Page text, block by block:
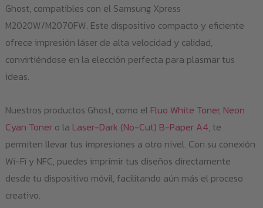
Ghost, compatibles con el Samsung Xpress
M2020W/M2070FW. Este dispositivo compacto y eficiente
ofrece impresión láser de alta velocidad y calidad,
convirtiéndose en la elección perfecta para plasmar tus
ideas.
Nuestros productos Ghost, como el Fluo White Toner, Neon
Cyan Tonero la Laser-Dark (No-Cut) B-Paper A4, te
permiten llevar tus impresiones a otro nivel. Con su conexión
Wi-Fi y NFC, puedes imprimir tus diseños directamente
desde tu dispositivo móvil, facilitando aún más el proceso
creativo.